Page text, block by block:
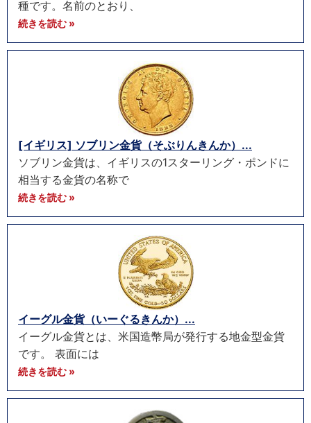
種です。名前のとおり、
続きを読む »
[イギリス] ソブリン金貨（そぶりんきんか）...
ソブリン金貨は、イギリスの1スターリング・ポンドに
相当する金貨の名称で
続きを読む »
イーグル金貨（いーぐるきんか）...
イーグル金貨とは、米国造幣局が発行する地金型金貨
です。 表面には
続きを読む »